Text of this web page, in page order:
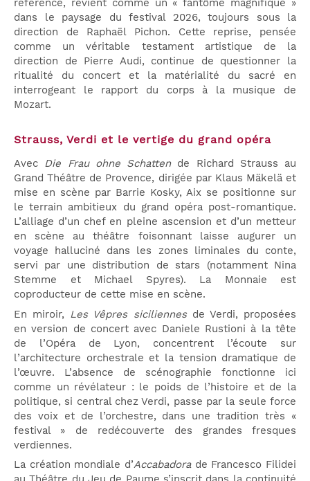
référence, revient comme un « fantôme magnifique »
dans le paysage du festival 2026, toujours sous la
direction de Raphaël Pichon. Cette reprise, pensée
comme un véritable testament artistique de la
direction de Pierre Audi, continue de questionner la
ritualité du concert et la matérialité du sacré en
interrogeant le rapport du corps à la musique de
Mozart.
Strauss, Verdi et le vertige du grand opéra
Avec Die Frau ohne Schattende Richard Strauss au
Grand Théâtre de Provence, dirigée par Klaus Mäkelä et
mise en scène par Barrie Kosky, Aix se positionne sur
le terrain ambitieux du grand opéra post-romantique.
L’alliage d’un chef en pleine ascension et d’un metteur
en scène au théâtre foisonnant laisse augurer un
voyage halluciné dans les zones liminales du conte,
servi par une distribution de stars (notamment Nina
Stemme et Michael Spyres). ​ La Monnaie est
coproducteur de cette mise en scène.
En miroir, Les Vêpres siciliennesde Verdi, proposées
en version de concert avec Daniele Rustioni à la tête
de l’Opéra de Lyon, concentrent l’écoute sur
l’architecture orchestrale et la tension dramatique de
l’œuvre. L’absence de scénographie fonctionne ici
comme un révélateur : le poids de l’histoire et de la
politique, si central chez Verdi, passe par la seule force
des voix et de l’orchestre, dans une tradition très «
festival » de redécouverte des grandes fresques
verdiennes.
La création mondiale d’Accabadorade Francesco Filidei